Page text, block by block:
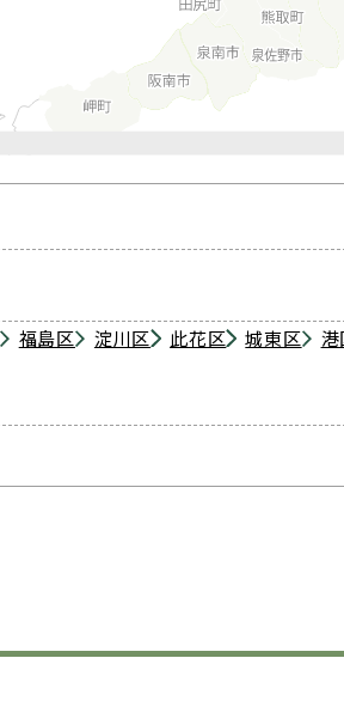
福島区 淀川区 此花区 城東区